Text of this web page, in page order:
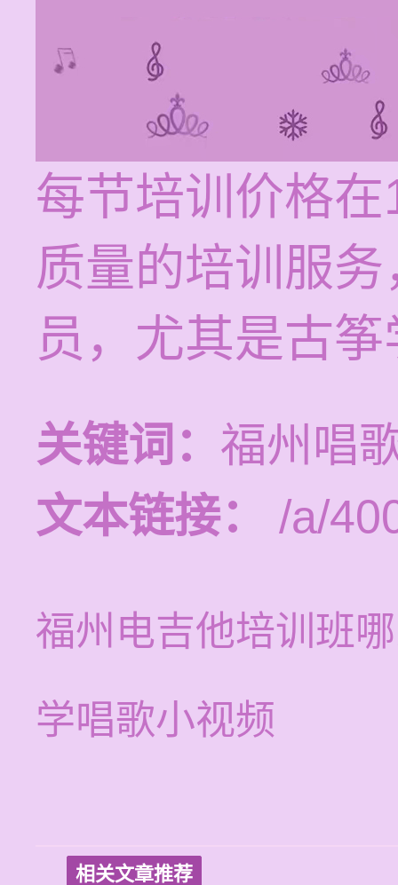
每节培训价格
质量的培训服
员，尤其是古
关键词： 福州唱
文本链接：
/a/
福州电吉他培训班
学唱歌小视频
相关文章推荐